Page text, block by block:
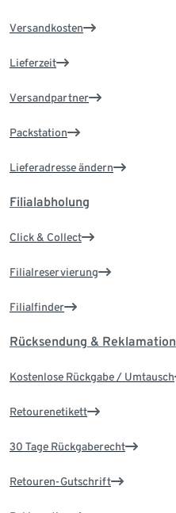
Versandkosten
Lieferzeit
Versandpartner
Packstation
Lieferadresse ändern
Filialabholung
Click & Collect
Filialreservierung
Filialfinder
Rücksendung & Reklamation
Kostenlose Rückgabe / Umtausch
Retourenetikett
30 Tage Rückgaberecht
Retouren-Gutschrift